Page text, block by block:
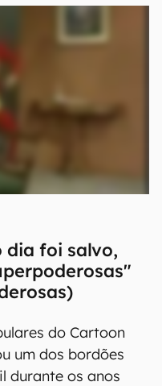
dia foi salvo,
do Cartoon
um dos bordões
durante os anos